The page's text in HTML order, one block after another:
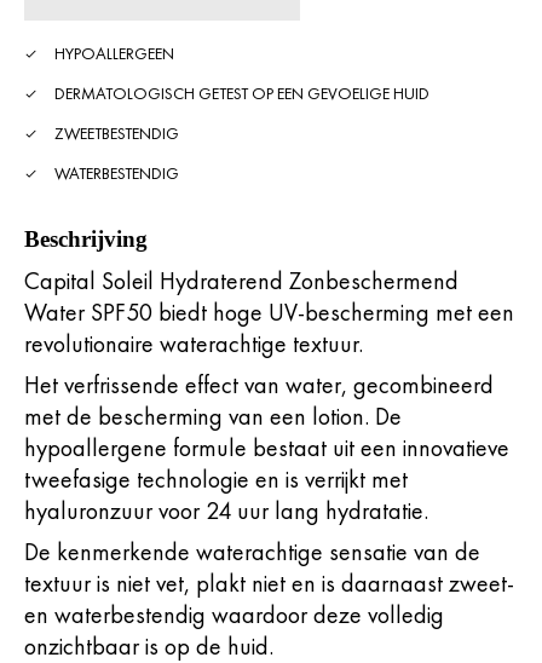
HYPOALLERGEEN
DERMATOLOGISCH GETEST OP EEN GEVOELIGE HUID
ZWEETBESTENDIG
WATERBESTENDIG
Beschrijving
Capital Soleil Hydraterend Zonbeschermend
Water SPF50 biedt hoge UV-bescherming met een
revolutionaire waterachtige textuur.
Het verfrissende effect van water, gecombineerd
met de bescherming van een lotion. De
hypoallergene formule bestaat uit een innovatieve
tweefasige technologie en is verrijkt met
hyaluronzuur voor 24 uur lang hydratatie.
De kenmerkende waterachtige sensatie van de
textuur is niet vet, plakt niet en is daarnaast zweet-
en waterbestendig waardoor deze volledig
onzichtbaar is op de huid.